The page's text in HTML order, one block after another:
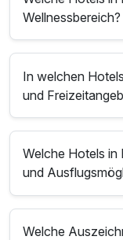
Wellnessbereich?
In welchen
und
Welche Hotels in
und
Welche